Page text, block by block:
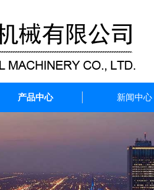
产品中心 新闻中心